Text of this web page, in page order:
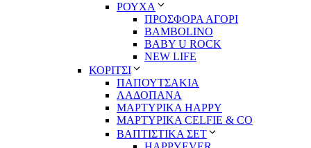
ΡΟΥΧΑ
ΠΡΟΣΦΟΡΑ ΑΓΟΡΙ
BAMBOLINO
BABY U ROCK
NEW LIFE
ΚΟΡΙΤΣΙ
ΠΑΠΟΥΤΣΑΚΙΑ
ΛΑΔΟΠΑΝΑ
ΜΑΡΤΥΡΙΚΑ HAPPY
ΜΑΡΤΥΡΙΚΑ CELFIE & CO
ΒΑΠΤΙΣΤΙΚΑ ΣΕΤ